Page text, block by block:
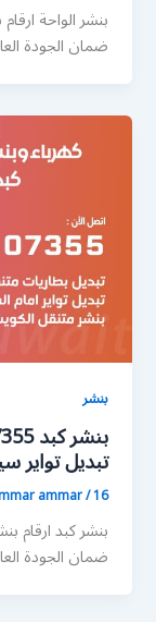
بنشر الواحة
ضمان الجودة
بنشر
تبديل تواير
ammar/16 أبريل، 2020
بنشر كبد ارقام
ضمان الجودة